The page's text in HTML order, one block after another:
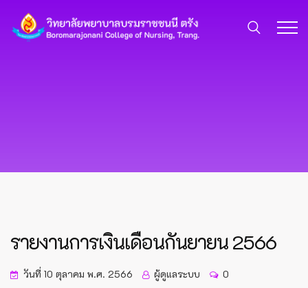
รายงานการเงินเดือนกันยายน 2566
วันที่ 10 ตุลาคม พ.ศ. 2566 ผู้ดูแลระบบ 0